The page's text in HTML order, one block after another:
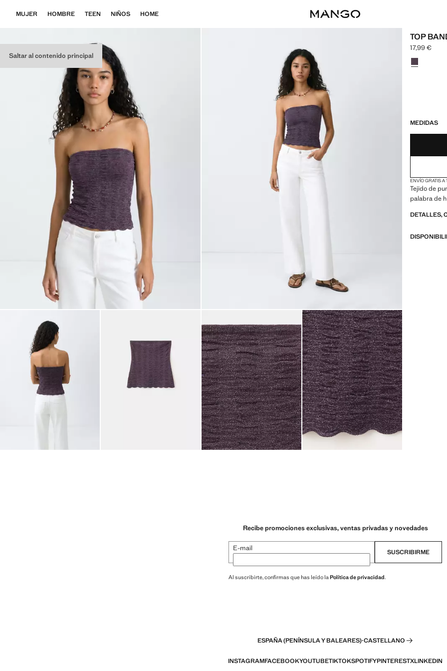
Saltar al contenido principal
MUJER HOMBRE TEEN NIÑOS HOME
TOP
Precio
17,99 €
Selecciona
MEDIDAS
ENVÍO GRATIS A
Tejido de
palabra de
DETALLES,
Recibe promociones exclusivas, ventas privadas y novedades
E-mail SUSCRIBIRME
Al suscribirte, confirmas que has leído laPolítica de privacidad.
ESPAÑA (PENÍNSULA Y BALEARES)·CASTELLANO
INSTAGRAMFACEBOOKYOUTUBETIKTOKSPOTIFYPINTERESTXLINKEDIN